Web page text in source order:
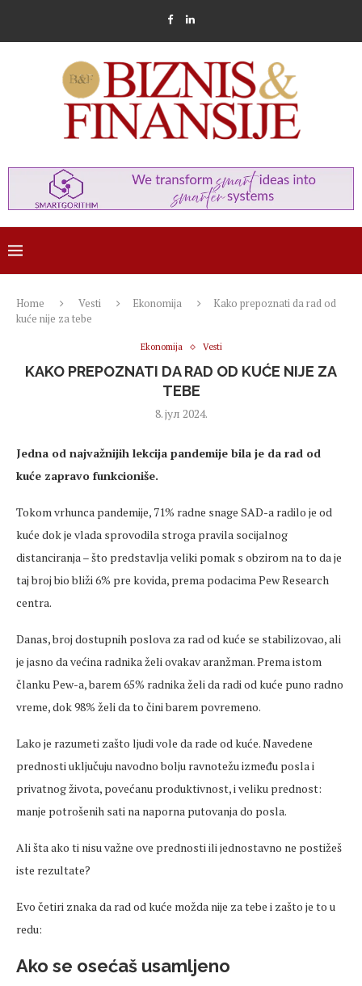
Home Vesti Ekonomija
Kako prepoznati da rad od
kuće nije za tebe
Ekonomija Vesti
KAKO PREPOZNATI DA RAD OD KUĆE NIJE ZA
TEBE
8. јул 2024.
Jedna od najvažnijih lekcija pandemije bila je da rad od
kuće zapravo funkcioniše.
Tokom vrhunca pandemije, 71% radne snage SAD-a radilo je od
kuće dok je vlada sprovodila stroga pravila socijalnog
distanciranja – što predstavlja veliki pomak s obzirom na to da je
taj broj bio bliži 6% pre kovida, prema podacima Pew Research
centra.
Danas, broj dostupnih poslova za rad od kuće se stabilizovao, ali
je jasno da većina radnika želi ovakav aranžman. Prema istom
članku Pew-a, barem 65% radnika želi da radi od kuće puno radno
vreme, dok 98% želi da to čini barem povremeno.
Lako je razumeti zašto ljudi vole da rade od kuće. Navedene
prednosti uključuju navodno bolju ravnotežu između posla i
privatnog života, povećanu produktivnost, i veliku prednost:
manje potrošenih sati na naporna putovanja do posla.
Ali šta ako ti nisu važne ove prednosti ili jednostavno ne postižeš
iste rezultate?
Evo četiri znaka da rad od kuće možda nije za tebe i zašto je to u
redu:
Ako se osećaš usamljeno